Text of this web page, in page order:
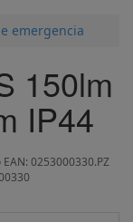
emergencia
150lm
IP44
0253000330.PZ